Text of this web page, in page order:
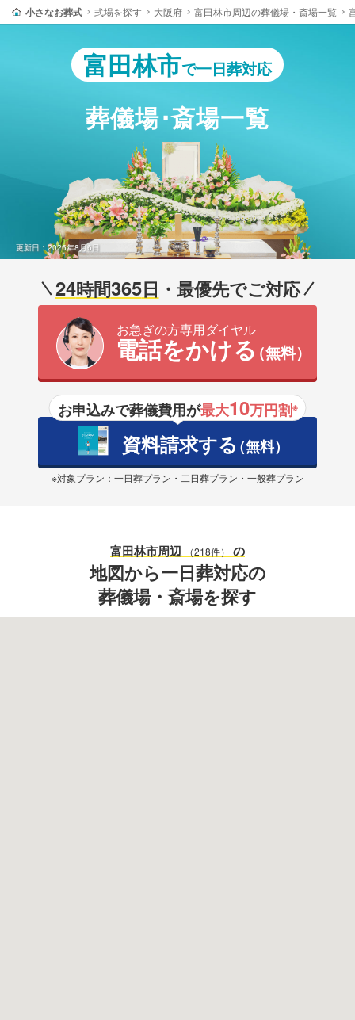
小さなお葬式 式場を探す 大阪府 富田林市周辺の葬儀場・斎場一覧
富田林市で一日葬対応
葬儀場･斎場一覧
更新日：2026年8月6日
24時間365日 ・最優先でご対応
お急ぎの方専用ダイヤル
電話をかける（無料）
お申込みで葬儀費用が最大10万円割※
資料請求する（無料）
※対象プラン：一日葬プラン・二日葬プラン・一般葬プラン
富田林市周辺 （218件） の
地図から一日葬対応の
葬儀場・斎場を探す